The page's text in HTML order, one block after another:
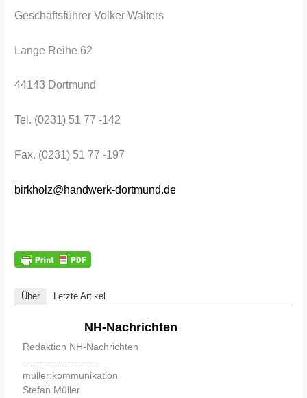
Geschäftsführer Volker Walters
Lange Reihe 62
44143 Dortmund
Tel. (0231) 51 77 -142
Fax. (0231) 51 77 -197
birkholz@handwerk-dortmund.de
Über Letzte Artikel
NH-Nachrichten
Redaktion NH-Nachrichten
----------------------
müller:kommunikation
Stefan Müller